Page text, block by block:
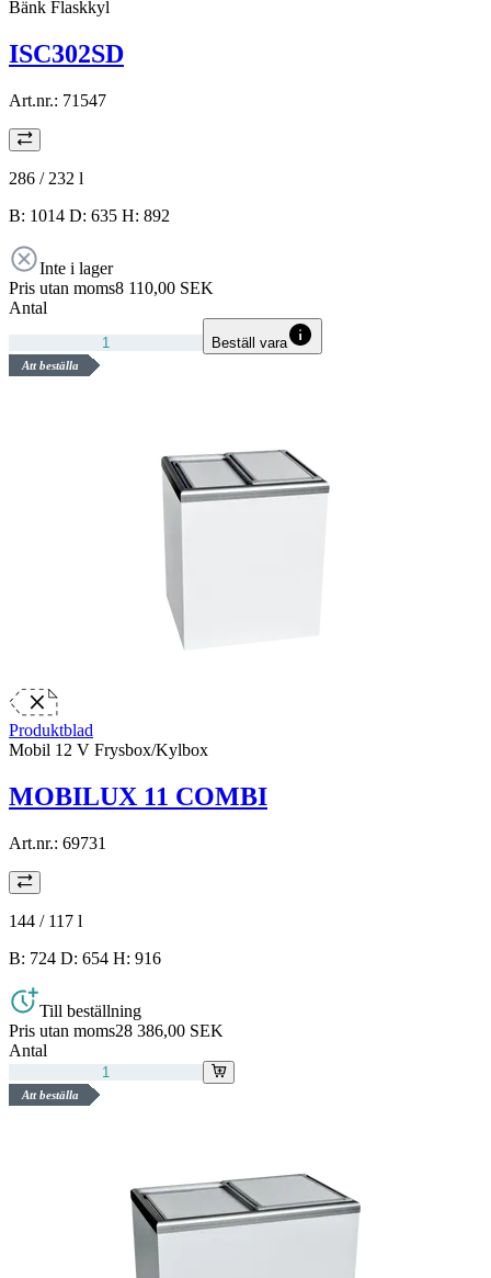
Bänk Flaskkyl
ISC302SD
Art.nr.: 71547
286 / 232 l
B: 1014 D: 635 H: 892
Inte i lager
Pris utan moms8 110,00 SEK
Antal
Beställ vara
Att beställa
Produktblad
Mobil 12 V Frysbox/Kylbox
MOBILUX 11 COMBI
Art.nr.: 69731
144 / 117 l
B: 724 D: 654 H: 916
Till beställning
Pris utan moms28 386,00 SEK
Antal
Att beställa